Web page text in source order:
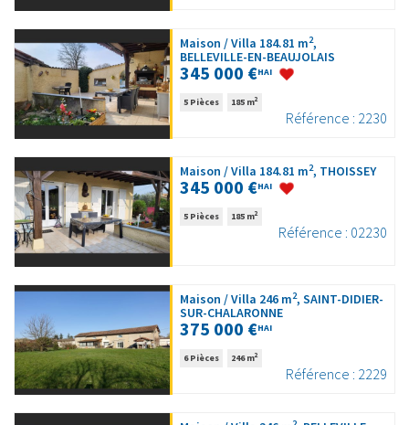
Maison / Villa 184.81 m2,
BELLEVILLE-EN-BEAUJOLAIS
345 000 €HAI
5 Pièces 185 m2
Référence : 2230
Maison / Villa 184.81 m2, THOISSEY
345 000 €HAI
5 Pièces 185 m2
Référence : 02230
Maison / Villa 246 m2, SAINT-DIDIER-
SUR-CHALARONNE
375 000 €HAI
6 Pièces 246 m2
Référence : 2229